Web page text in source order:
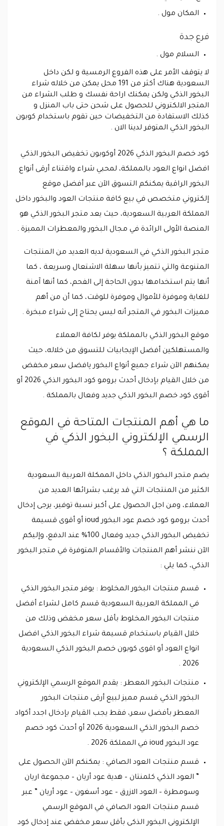
المكان مول .
فرع جدة
السلام مول .
لا يتوقف الأمر على هذه الفروع الرمسية و لكن داخل
السعودية هناك أكثر من 191 محل يمكن من خلاله شراء
البخور الذكي ولكن يمكنك اراحة نفسك و طلب الشراء من
المتجر الالكتروني للحصول على شحن حتى باب المنزل و
كذلك الاستفادة من التخفيضات حين تقوم باستخدام كوبون
البخور الذكي المتوفر لدينا الان .
كود خصم البخور الذكي 2026 أوكوبون تخفيض البخور الذكي
افضل انواع العود بالمملكة، لمحبي شراء واقتناء أرقى أنواع
البخور الراقية يمكنكم التسوق الآن عبر أفضل موقع
إلكتروني متخصص في بيع كافة منتجات العود والبخور داخل
المملكة العربية السعودية، حيث يعد متجر البخور الذكي هو
المنصة الأولى الرائدة في مجال البخور والمعطرات المميزة .
متجر البخور الذكي في السعودية لديه العديد من المنتجات
المتنوعة والتي تتميز بأنها سهلة الاشتعال وسريعة ، كما
أنها يتم استخدامها بدون الحاجة إلى الفحم، كما أنها آمنة
للغاية وموفرة للأموال وموفرة للوقت، كما أن من أهم
مميزات البخور في المتجر أنه ليس يحتاج إلى شراء مبخرة .
موقع البخور الذكي بالمملكة يوفر لكافة العملاء
والمستهلكين أفضل الإيجابيات للتسوق من خلاله، حيث
يمكنهم الآن شراء جميع أنواع البخور پافضل سعر مخفض
من خلال القيام بإدخال أحدث برومو كود البخور الذكي 2026 أو
أقوى كود خصم البخور الذكي جديد وفعال بالمملكة .
ما هي أهم المنتجات المتاحة في الموقع
الرسمي الإلكتروني البخور الذكي في
المملكة ؟
يضم متجر البخور الذكي داخل الممكلة العربية السعودية
الكثير من المنتجات التي قد يرغب بشرائها العديد من
العملاء، ومن اجل الحصول على أكبر نسبة توفير، يرجى إدخال
أحدث برومو كود خصم عود البخور ioud أو أقوى قسيمة
تخفيض البخور الذكي جديد وفعال 100% عند الدفع، وإليكم
الآن ننشر أهم المنتجات والأقسام المتوفرة في متجر البخور
الذكي، كما يلي :
قسم منتجات البخور المخلوط : يوفر متجر البخور الذكي
في المملكة العربية السعودية قسم كامل لشراء أفضل
منتجات البخور المخلوط بأقل سعر مخفض وذلك من
خلال القيام باستخدام قسيمة شراء البخور الذكي افضل
انواع العود أو اقوى كوبون خصم البخور الذكي السعودية
2026 .
منتجات البخور المعطر : يقدم الموقع الرسمي الإلكتروني
البخور الذكي قسم مميز لبيع أرقى منتجات البخور
المعطر بأفضل سعر، فقط يجب القيام بإدخال اجدد أكواد
خصم البخور الذكي السعودية 2026 أو أحدث كود خصم
عود البخور ioud في المملكة 2026 .
قسم منتجات العود الصافي : يمكنكم الآن الحصول على
” العود الذكي كلمنتان – هدية عود أريان – مجموعة اريان
وسومطرة – العود الازرق – عود أسغون – عود أريان ” عبر
قسم منتجات العود الصافي في الموقع الرسمي
الإلكتروني البخور الذكي بأقل سعر مخفض عند إدخال كود